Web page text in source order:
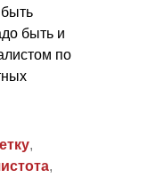
быть и
по
,
,